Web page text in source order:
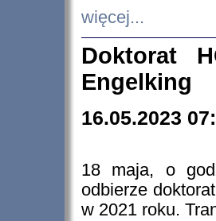
więcej...
Doktorat
Engelking
16.05.2023
18 maja, o
odbierze
w 2021 roku.